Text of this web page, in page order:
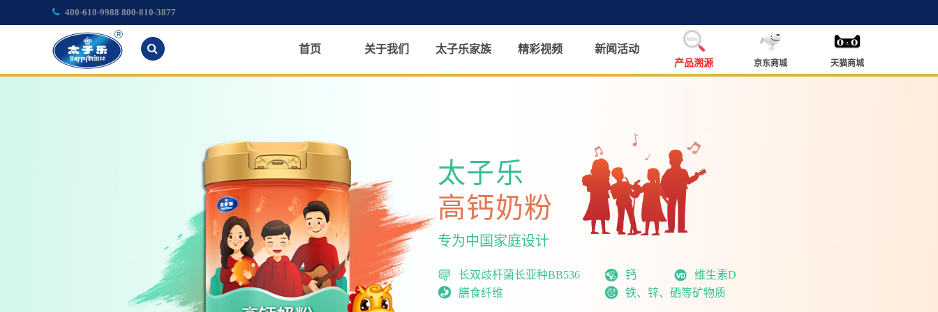
400-610-9988 800-810-3877
首页 关于我们 太子乐家族 精彩视频 新闻活动
产品溯源 京东商城 天猫商城
太子乐
高钙奶粉
专为中国家庭设计
长双歧杆菌长亚种BB536 钙
维生素D
膳食纤维
铁、锌、硒等矿物质